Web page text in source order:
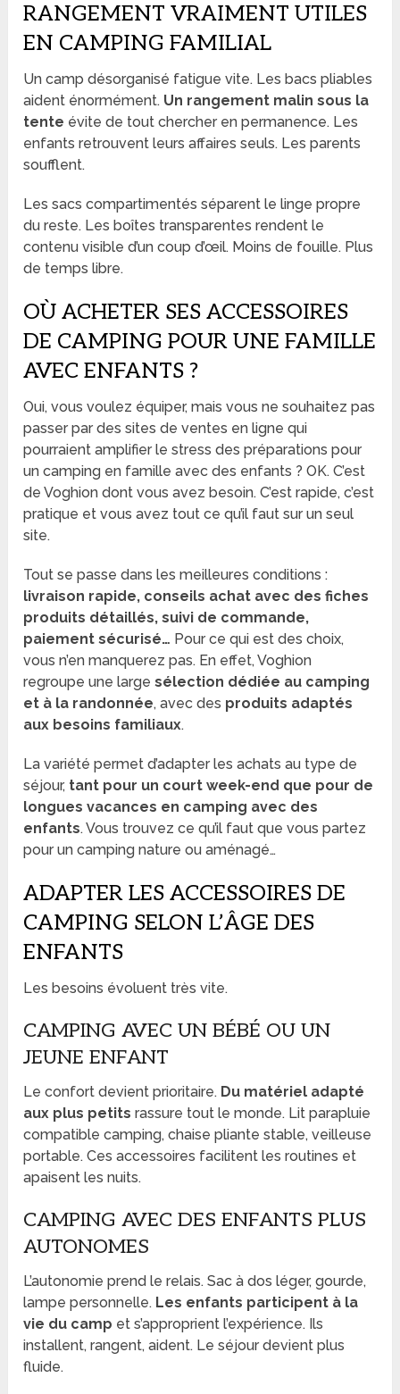
RANGEMENT VRAIMENT UTILES
EN CAMPING FAMILIAL
Un camp désorganisé fatigue vite. Les bacs pliables
aident énormément. Un rangement malin sous la
tente évite de tout chercher en permanence. Les
enfants retrouvent leurs affaires seuls. Les parents
soufflent.
Les sacs compartimentés séparent le linge propre
du reste. Les boîtes transparentes rendent le
contenu visible d’un coup d’œil. Moins de fouille. Plus
de temps libre.
OÙ ACHETER SES ACCESSOIRES
DE CAMPING POUR UNE FAMILLE
AVEC ENFANTS ?
Oui, vous voulez équiper, mais vous ne souhaitez pas
passer par des sites de ventes en ligne qui
pourraient amplifier le stress des préparations pour
un camping en famille avec des enfants ? OK. C’est
de Voghion dont vous avez besoin. C’est rapide, c’est
pratique et vous avez tout ce qu’il faut sur un seul
site.
Tout se passe dans les meilleures conditions :
livraison rapide, conseils achat avec des fiches
produits détaillés, suivi de commande,
paiement sécurisé… Pour ce qui est des choix,
vous n’en manquerez pas. En effet, Voghion
regroupe une largesélection dédiée au camping
et à la randonnée, avec des produits adaptés
aux besoins familiaux.
La variété permet d’adapter les achats au type de
séjour, tant pour un court week-end que pour de
longues vacances en camping avec des
enfants. Vous trouvez ce qu’il faut que vous partez
pour un camping nature ou aménagé…
ADAPTER LES ACCESSOIRES DE
CAMPING SELON L’ÂGE DES
ENFANTS
Les besoins évoluent très vite.
CAMPING AVEC UN BÉBÉ OU UN
JEUNE ENFANT
Le confort devient prioritaire. Du matériel adapté
aux plus petits rassure tout le monde. Lit parapluie
compatible camping, chaise pliante stable, veilleuse
portable. Ces accessoires facilitent les routines et
apaisent les nuits.
CAMPING AVEC DES ENFANTS PLUS
AUTONOMES
L’autonomie prend le relais. Sac à dos léger, gourde,
lampe personnelle. Les enfants participent à la
vie du camp et s’approprient l’expérience. Ils
installent, rangent, aident. Le séjour devient plus
fluide.